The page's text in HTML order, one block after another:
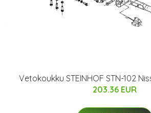
Vetokoukku STEINHOF STN-102
203.36 EUR